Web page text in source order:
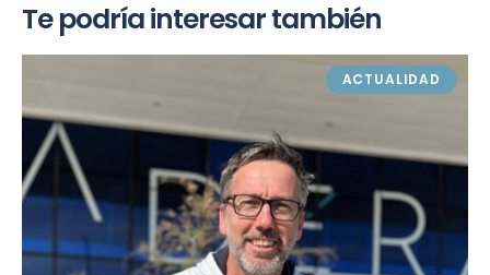
Te podría interesar también
ACTUALIDAD